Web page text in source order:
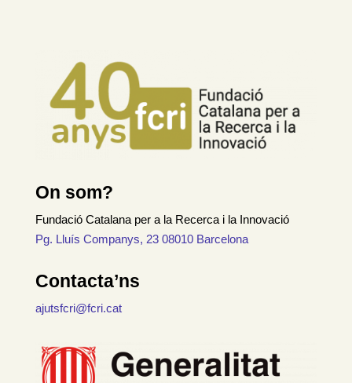
On som?
Fundació Catalana per a la Recerca i la Innovació
Pg. Lluís Companys, 23 08010 Barcelona
Contacta’ns
ajutsfcri@fcri.cat